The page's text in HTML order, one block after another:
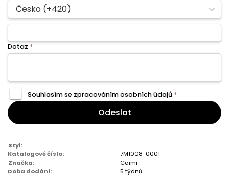
Česko (+420)
Dotaz *
Souhlasím se zpracovánímosobních údajů *
Odeslat
Styl:
Katalogové číslo:
7M1008-0001
Značka:
Caimi
Doba dodání:
5 týdnů